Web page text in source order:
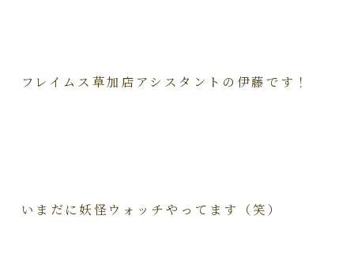
フレイムス草加店アシスタントの伊藤です！
いまだに妖怪ウォッチやってます（笑）